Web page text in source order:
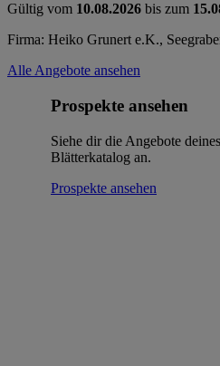
Gültig vom 10.08.2026 bis zum
Firma: Heiko Grunert e.K.,
Alle Angebote ansehen
Prospekte ansehen
Siehe dir die Angebote
Blätterkatalog an.
Prospekte ansehen